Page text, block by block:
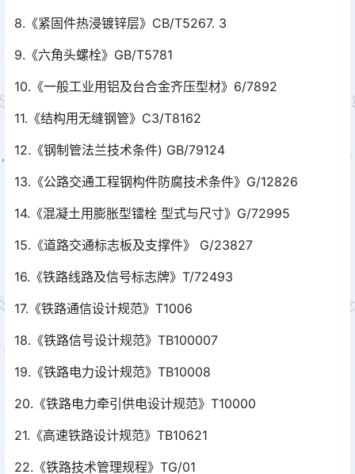
8.《紧固件热浸镀锌层》CB/T5267. 3
9.《六角头螺栓》GB/T5781
10.《一般工业用铝及台合金齐压型材》6/7892
11.《结构用无缝钢管》C3/T8162
12.《钢制管法兰技术条件) GB/79124
13.《公路交通工程钢构件防腐技术条件》G/12826
14.《混凝土用膨胀型镭栓 型式与尺寸》G/72995
15.《道路交通标志板及支撑件》 G/23827
16.《铁路线路及信号标志牌》T/72493
17.《铁路通信设计规范》T1006
18.《铁路信号设计规范》TB100007
19.《铁路电力设计规范》TB10008
20.《铁路电力牵引供电设计规范》T10000
21.《高速铁路设计规范》TB10621
22.《铁路技术管理规程》TG/01